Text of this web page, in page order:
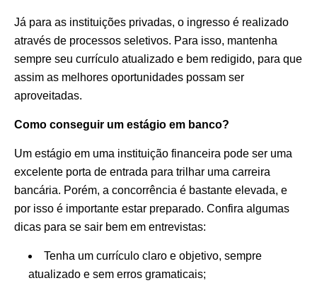
Já para as instituições privadas, o ingresso é realizado
através de processos seletivos. Para isso, mantenha
sempre seu currículo atualizado e bem redigido, para que
assim as melhores oportunidades possam ser
aproveitadas.
Como conseguir um estágio em banco?
Um estágio em uma instituição financeira pode ser uma
excelente porta de entrada para trilhar uma carreira
bancária. Porém, a concorrência é bastante elevada, e
por isso é importante estar preparado. Confira algumas
dicas para se sair bem em entrevistas:
Tenha um currículo claro e objetivo, sempre
atualizado e sem erros gramaticais;